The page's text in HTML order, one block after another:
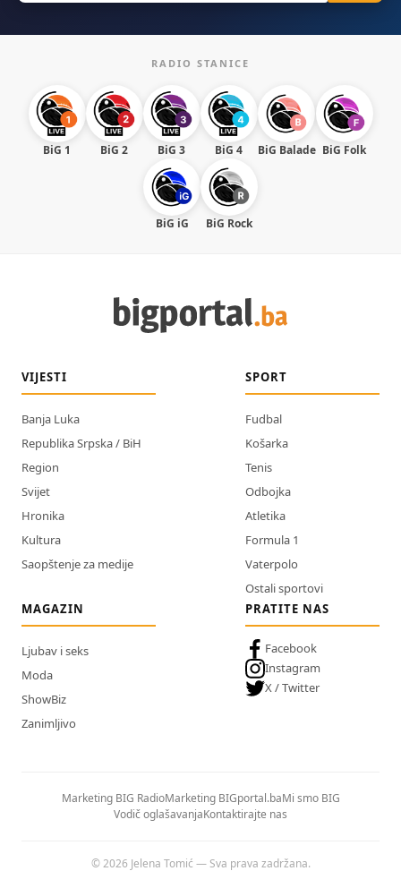
RADIO STANICE
BiG 1 BiG 2 BiG 3 BiG 4 BiG Balade BiG Folk
BiG iG BiG Rock
VIJESTI
Banja Luka
Republika Srpska / BiH
Region
Svijet
Hronika
Kultura
Saopštenje za medije
SPORT
Fudbal
Košarka
Tenis
Odbojka
Atletika
Formula 1
Vaterpolo
Ostali sportovi
MAGAZIN
Ljubav i seks
Moda
ShowBiz
Zanimljivo
PRATITE NAS
Facebook
Instagram
X / Twitter
Marketing BIG RadioMarketing BIGportal.baMi smo BIG
Vodič oglašavanjaKontaktirajte nas
© 2026 Jelena Tomić — Sva prava zadržana.